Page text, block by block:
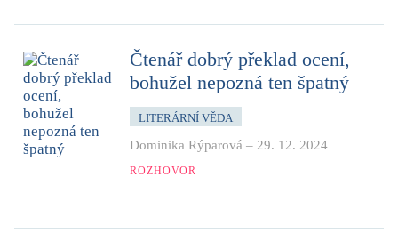
Čtenář dobrý překlad ocení,
bohužel nepozná ten špatný
LITERÁRNÍ VĚDA
Dominika Rýparová – 29. 12. 2024
ROZHOVOR